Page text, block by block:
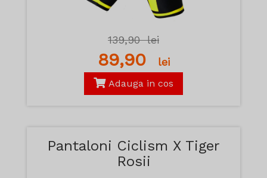
139,90lei
89,90 lei
Adauga in cos
Pantaloni Ciclism X Tiger
Rosii